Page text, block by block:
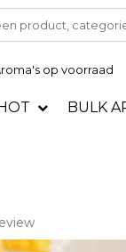
op voorraad
BULK